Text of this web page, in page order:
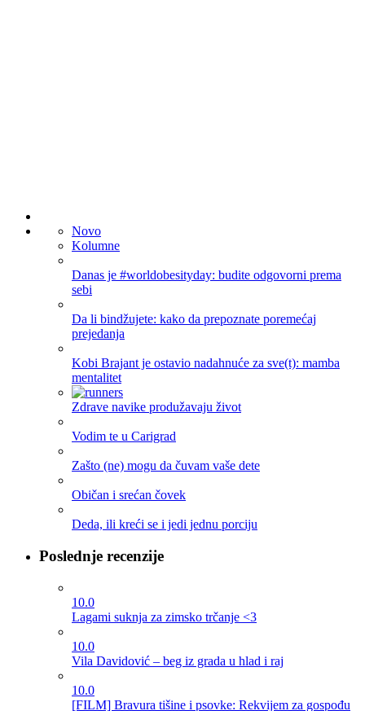
Novo
Kolumne
Danas je #worldobesityday: budite odgovorni prema
sebi
Da li bindžujete: kako da prepoznate poremećaj
prejedanja
Kobi Brajant je ostavio nadahnuće za sve(t): mamba
mentalitet
Zdrave navike produžavaju život
Vodim te u Carigrad
Zašto (ne) mogu da čuvam vaše dete
Običan i srećan čovek
Deda, ili kreći se i jedi jednu porciju
Poslednje recenzije
10.0
Lagami suknja za zimsko trčanje <3
10.0
Vila Davidović – beg iz grada u hlad i raj
10.0
[FILM] Bravura tišine i psovke: Rekvijem za gospođu